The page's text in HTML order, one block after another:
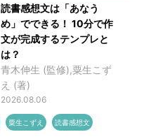
読書感想文は「あなう
め」でできる！ 10分で作
文が完成するテンプレと
は？
青木伸生 (監修),粟生こず
え (著)
2026.08.06
粟生こずえ 読書感想文